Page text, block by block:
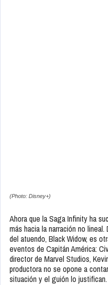
(Photo: Disney+)
Ahora que la Saga Infinity ha
más hacia la narración no
del atuendo, Black Widow, es
eventos de Capitán América:
director de Marvel Studios,
productora no se opone a
situación y el guión lo justifican.